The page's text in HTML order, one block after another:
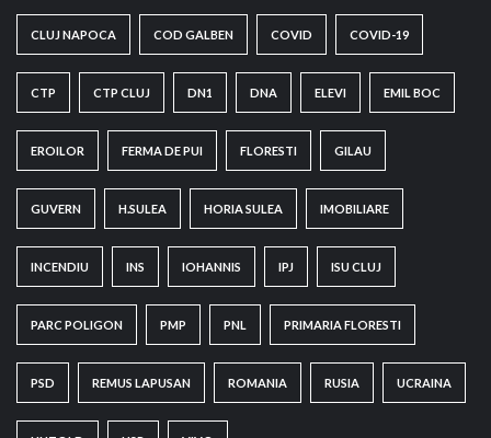
CLUJ NAPOCA COD GALBEN COVID COVID-19
CTP CTP CLUJ DN1 DNA ELEVI EMIL BOC
EROILOR FERMA DE PUI FLORESTI GILAU
GUVERN H.SULEA HORIA SULEA IMOBILIARE
INCENDIU INS IOHANNIS IPJ ISU CLUJ
PARC POLIGON PMP PNL PRIMARIA FLORESTI
PSD REMUS LAPUSAN ROMANIA RUSIA UCRAINA